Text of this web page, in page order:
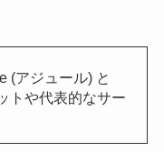
(アジュール) と
トや代表的なサー